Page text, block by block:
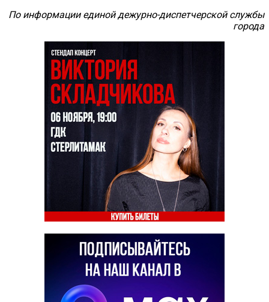
По информации единой дежурно-диспетчерской службы
города